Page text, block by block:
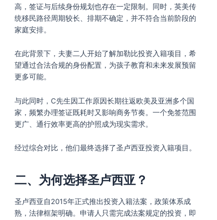
高，签证与后续身份规划也存在一定限制。同时，英美传
统移民路径周期较长、排期不确定，并不符合当前阶段的
家庭安排。
在此背景下，夫妻二人开始了解加勒比投资入籍项目，希
望通过合法合规的身份配置，为孩子教育和未来发展预留
更多可能。
与此同时，C先生因工作原因长期往返欧美及亚洲多个国
家，频繁办理签证既耗时又影响商务节奏。一个免签范围
更广、通行效率更高的护照成为现实需求。
经过综合对比，他们最终选择了圣卢西亚投资入籍项目。
二、为何选择圣卢西亚？
圣卢西亚自2015年正式推出投资入籍法案，政策体系成
熟，法律框架明确。申请人只需完成法案规定的投资，即